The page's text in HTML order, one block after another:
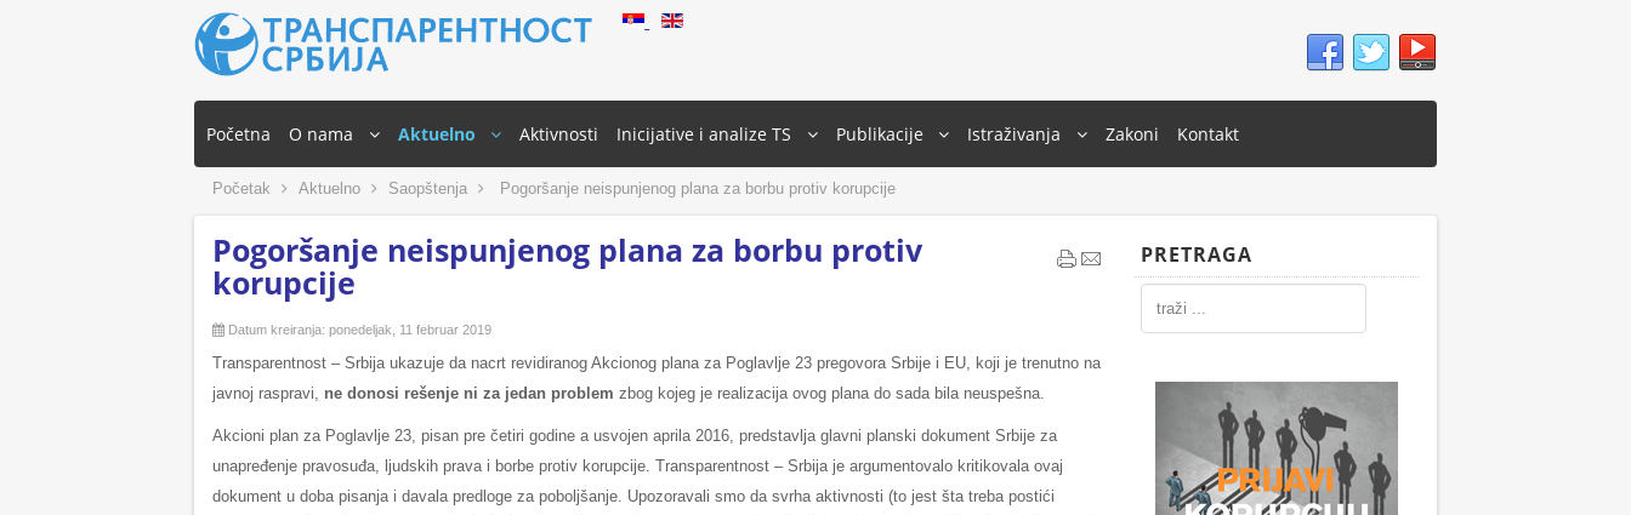
Početna O nama Aktuelno Aktivnosti Inicijative i analize TS Publikacije Istraživanja Zakoni Kontakt
Početak Aktuelno Saopštenja Pogoršanje neispunjenog plana za borbu protiv korupcije
Pogoršanje neispunjenog plana za borbu protiv
korupcije
Datum kreiranja: ponedeljak, 11 februar 2019
Transparentnost – Srbija ukazuje da nacrt revidiranog Akcionog plana za Poglavlje 23 pregovora Srbije i EU, koji je trenutno na
javnoj raspravi, ne donosi rešenje ni za jedan problem zbog kojeg je realizacija ovog plana do sada bila neuspešna.
Akcioni plan za Poglavlje 23, pisan pre četiri godine a usvojen aprila 2016, predstavlja glavni planski dokument Srbije za
unapređenje pravosuđa, ljudskih prava i borbe protiv korupcije. Transparentnost – Srbija je argumentovalo kritikovala ovaj
dokument u doba pisanja i davala predloge za poboljšanje. Upozoravali smo da svrha aktivnosti (to jest šta treba postići
PRETRAGA